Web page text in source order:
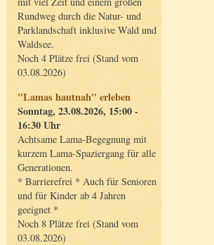
Rundweg durch die Natur- und
Parklandschaft inklusive Wald und
Waldsee.
Noch 4 Plätze frei (Stand vom
03.08.2026)
"Lamas hautnah" erleben
Sonntag, 23.08.2026, 15:00 -
16:30 Uhr
Achtsame Lama-Begegnung mit
kurzem Lama-Spaziergang für alle
Generationen.
* Barrierefrei * Auch für Senioren
und für Kinder ab 4 Jahren
geeignet *
Noch 8 Plätze frei (Stand vom
03.08.2026)